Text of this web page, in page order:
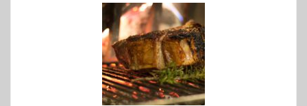
–
die
Gelegenheit,
neue
Reiseziele
zu
entdecken